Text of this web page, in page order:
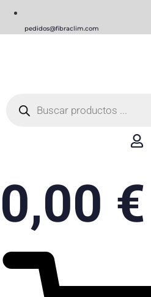
pedidos@fibraclim.com
productos
0,00 €